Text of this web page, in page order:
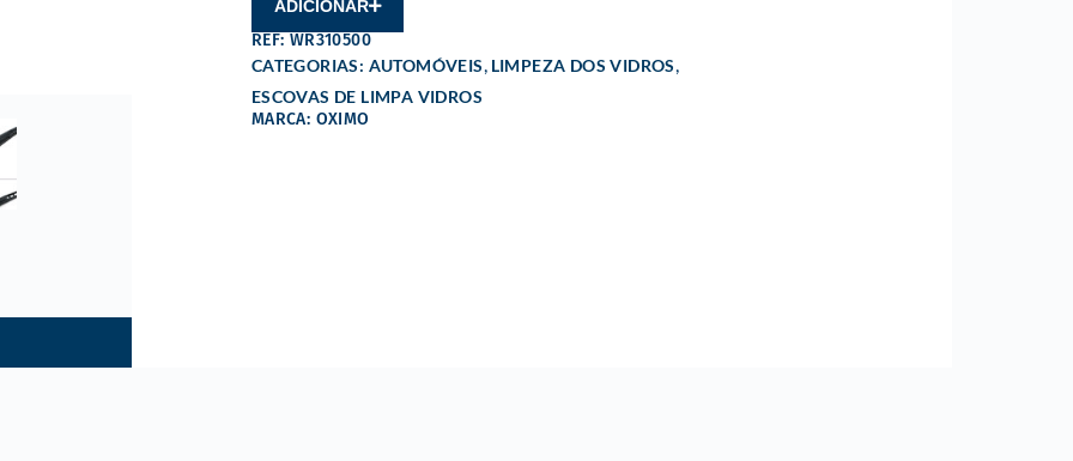
ADICIONAR
REF: WR310500
CATEGORIAS: AUTOMÓVEIS, LIMPEZA DOS VIDROS,
ESCOVAS DE LIMPA VIDROS
MARCA: OXIMO